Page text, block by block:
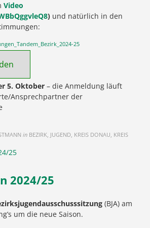
Video
) und natürlich in den
25
5. Oktober – die Anmeldung läuft
Ansprechpartner der
in BEZIRK, JUGEND, KREIS DONAU, KREIS
2024/25
(BJA) am
um die neue Saison.